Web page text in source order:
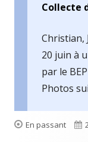
Collecte
Christian,
20 juin à
par le
Photos
Format
En passant